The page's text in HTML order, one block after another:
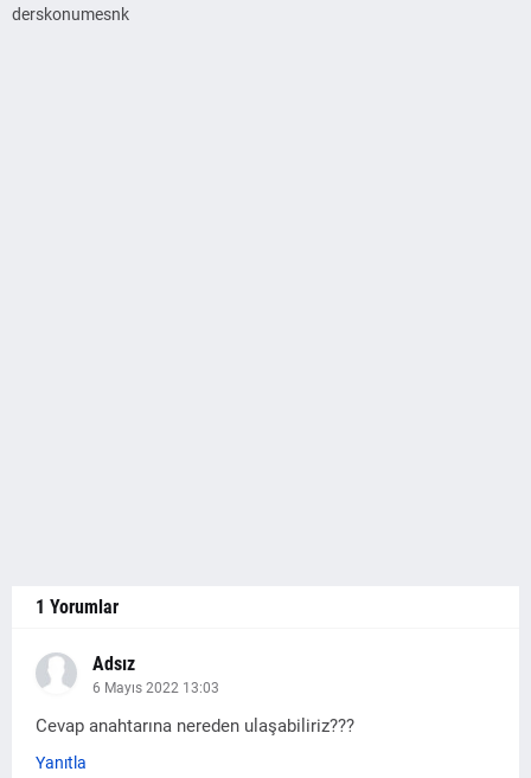
derskonumesnk
1 Yorumlar
Adsız
6 Mayıs 2022 13:03
Cevap anahtarına nereden ulaşabiliriz???
Yanıtla